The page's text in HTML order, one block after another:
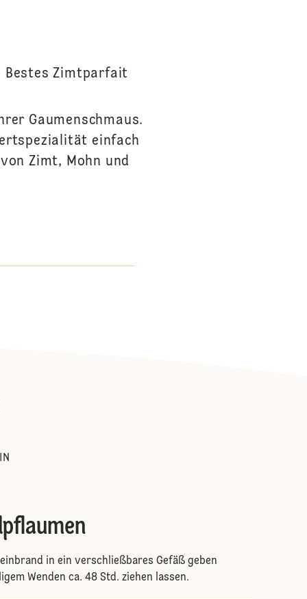
Bestes Zimtparfait
Gaumenschmaus.
einfach
Zimt, Mohn und
in ein verschließbares Gefäß geben
Wenden ca. 48 Std. ziehen lassen.